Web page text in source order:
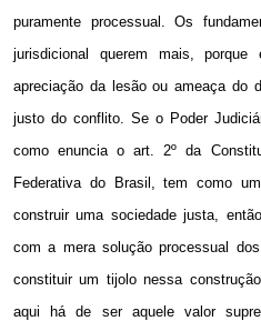
puramente processual. Os
jurisdicional querem mais,
apreciação da lesão ou ameaça do
justo do conflito. Se o Poder
como enuncia o art. 2º da
Federativa do Brasil, tem como
construir uma sociedade justa,
com a mera solução processual
constituir um tijolo nessa
aqui há de ser aquele valor